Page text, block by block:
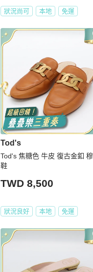
狀況尚可 本地 免運
Tod's
Tod's 焦糖色 牛皮 復古金釦
鞋
TWD 8,500
狀況良好 本地 免運